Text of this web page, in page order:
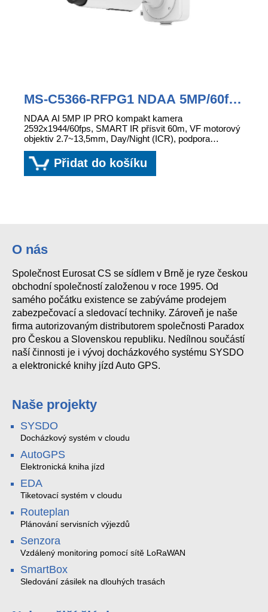
MS-C5366-RFPG1 NDAA 5MP/60fps
2.7~13.5mm, PRO+ AI IP
NDAA AI 5MP IP PRO kompakt kamera
2592x1944/60fps, SMART IR přísvit 60m, VF motorový
objektiv 2.7~13,5mm, Day/Night (ICR), podpora
VoIP/SIP, komprese H....
Přidat do košíku
O nás
Společnost Eurosat CS se sídlem v Brně je ryze českou
obchodní společností založenou v roce 1995. Od
samého počátku existence se zabýváme prodejem
zabezpečovací a sledovací techniky. Zároveň je naše
firma autorizovaným distributorem společnosti Paradox
pro Českou a Slovenskou republiku. Nedílnou součástí
naší činnosti je i vývoj docházkového systému SYSDO
a elektronické knihy jízd Auto GPS.
Naše projekty
SYSDO
Docházkový systém v cloudu
AutoGPS
Elektronická kniha jízd
EDA
Tiketovací systém v cloudu
Routeplan
Plánování servisních výjezdů
Senzora
Vzdálený monitoring pomocí sítě LoRaWAN
SmartBox
Sledování zásilek na dlouhých trasách